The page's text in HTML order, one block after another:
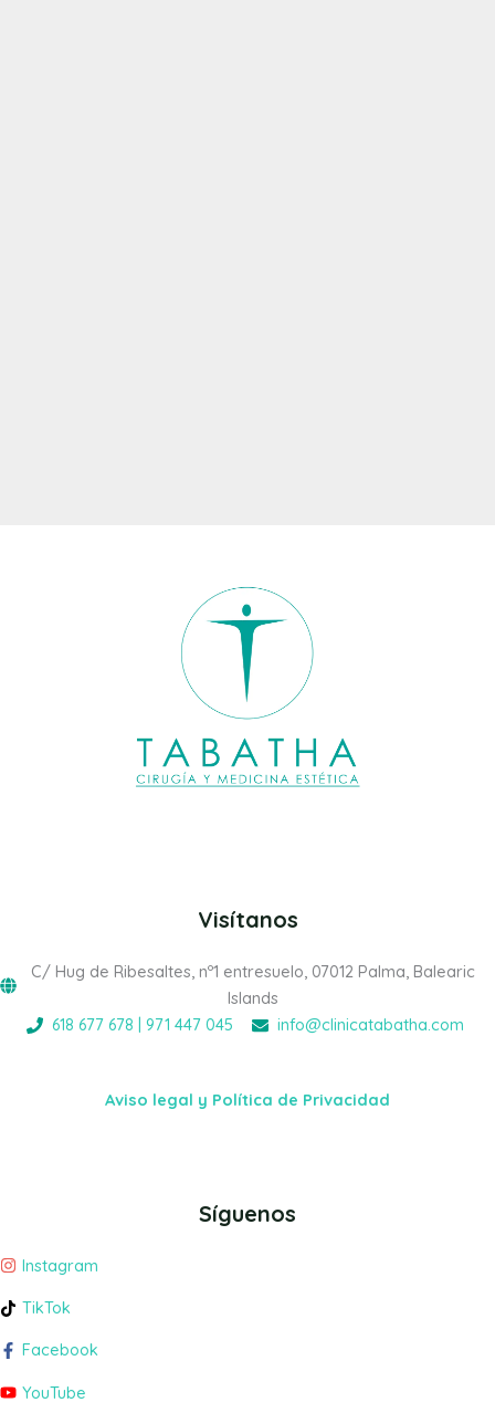
Visítanos
C/ Hug de Ribesaltes, nº1 entresuelo, 07012 Palma, Balearic
Islands
618 677 678 | 971 447 045
info@clinicatabatha.com
Aviso legal y Política de Privacidad
Síguenos
Instagram
TikTok
Facebook
YouTube